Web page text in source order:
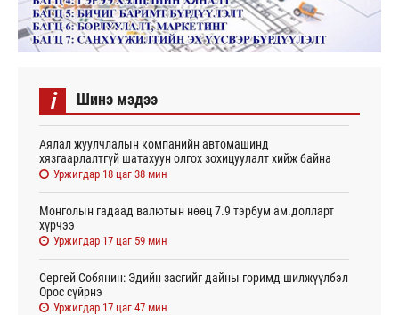
i Шинэ мэдээ
Аялал жуулчлалын компанийн автомашинд
хязгаарлалтгүй шатахуун олгох зохицуулалт хийж байна
Уржигдар 18 цаг 38 мин
Монголын гадаад валютын нөөц 7.9 тэрбум ам.долларт
хүрчээ
Уржигдар 17 цаг 59 мин
Сергей Собянин: Эдийн засгийг дайны горимд шилжүүлбэл
Орос сүйрнэ
Уржигдар 17 цаг 47 мин